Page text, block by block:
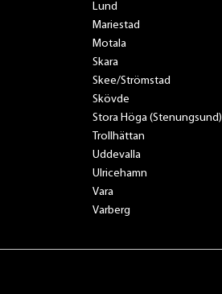
Lund
Mariestad
Motala
Skara
Skee/Strömstad
Skövde
Stora Höga (Stenungsund)
Trollhättan
Uddevalla
Ulricehamn
Vara
Varberg